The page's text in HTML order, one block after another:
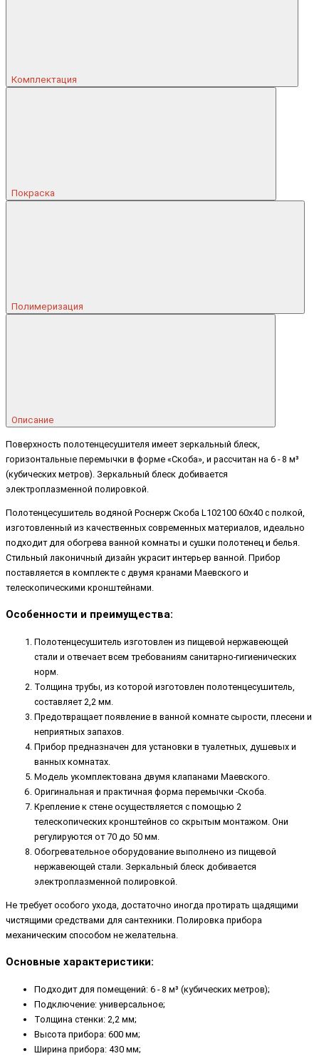
Комплектация
Покраска
Полимеризация
Описание
Поверхность полотенцесушителя имеет зеркальный блеск,
горизонтальные перемычки в форме «Скоба», и рассчитан на 6 - 8 м³
(кубических метров). Зеркальный блеск добивается
электроплазменной полировкой.
Полотенцесушитель водяной Роснерж Скоба L102100 60x40 с полкой,
изготовленный из качественных современных материалов, идеально
подходит для обогрева ванной комнаты и сушки полотенец и белья.
Стильный лаконичный дизайн украсит интерьер ванной. Прибор
поставляется в комплекте с двумя кранами Маевского и
телескопическими кронштейнами.
Особенности и преимущества:
Полотенцесушитель изготовлен из пищевой нержавеющей
стали и отвечает всем требованиям санитарно-гигиенических
норм.
Толщина трубы, из которой изготовлен полотенцесушитель,
составляет 2,2 мм.
Предотвращает появление в ванной комнате сырости, плесени и
неприятных запахов.
Прибор предназначен для установки в туалетных, душевых и
ванных комнатах.
Модель укомплектована двумя клапанами Маевского.
Оригинальная и практичная форма перемычки -Скоба.
Крепление к стене осуществляется с помощью 2
телескопических кронштейнов со скрытым монтажом. Они
регулируются от 70 до 50 мм.
Обогревательное оборудование выполнено из пищевой
нержавеющей стали. Зеркальный блеск добивается
электроплазменной полировкой.
Не требует особого ухода, достаточно иногда протирать щадящими
чистящими средствами для сантехники. Полировка прибора
механическим способом не желательна.
Основные характеристики:
Подходит для помещений: 6 - 8 м³ (кубических метров);
Подключение: универсальное;
Толщина стенки: 2,2 мм;
Высота прибора: 600 мм;
Ширина прибора: 430 мм;